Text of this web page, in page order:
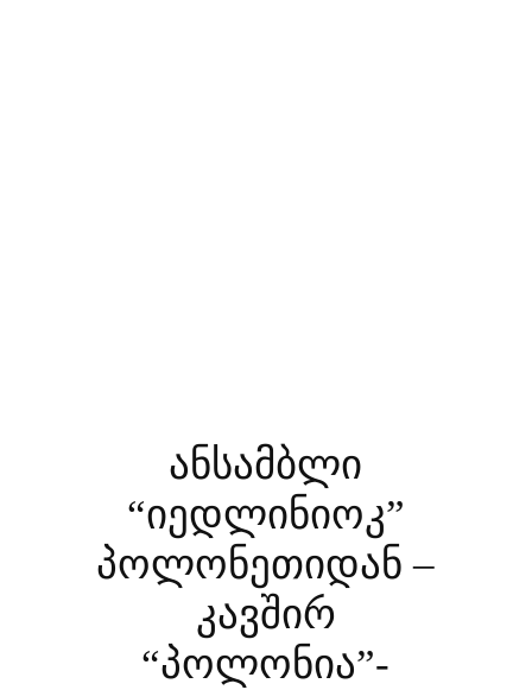
ანსამბლი
“იედლინიოკ”
პოლონეთიდან –
კავშირ
“პოლონია”-